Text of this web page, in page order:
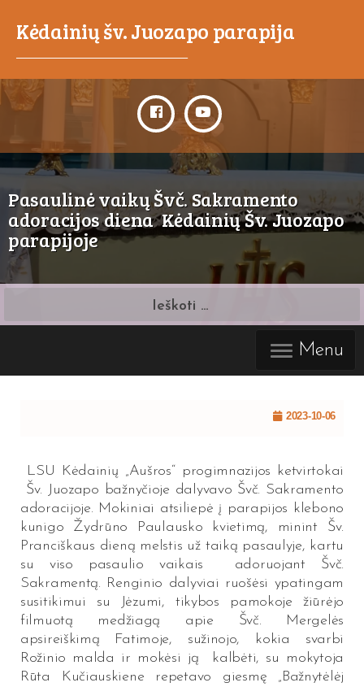
Kėdainių šv. Juozapo parapija
Pasaulinė vaikų Švč. Sakramento
adoracijos diena Kėdainių Šv. Juozapo
parapijoje
Menu
2023-10-06
LSU Kėdainių „Aušros“ progimnazijos ketvirtokai
Šv. Juozapo bažnyčioje dalyvavo Švč. Sakramento
adoracijoje. Mokiniai atsiliepė į parapijos klebono
kunigo Žydrūno Paulausko kvietimą, minint Šv.
Pranciškaus dieną melstis už taiką pasaulyje, kartu
su viso pasaulio vaikais adoruojant Švč.
Sakramentą. Renginio dalyviai ruošėsi ypatingam
susitikimui su Jėzumi, tikybos pamokoje žiūrėjo
filmuotą medžiagą apie Švč. Mergelės
apsireiškimą Fatimoje, sužinojo, kokia svarbi
Rožinio malda ir mokėsi ją kalbėti, su mokytoja
Rūta Kučiauskiene repetavo giesmę „Bažnytėlėj